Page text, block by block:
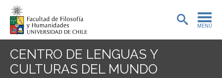
MENÚ
PORTADA
ADMISIÓN
CENTRO DE LENGUAS Y
CULTURAS DEL MUNDO